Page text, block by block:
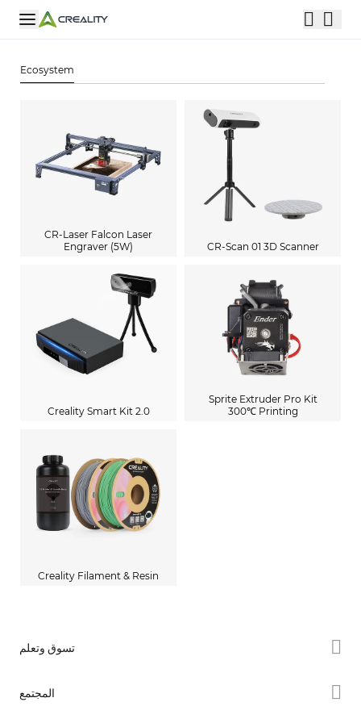
Ecosystem
CR-Laser Falcon Laser
Engraver (5W)
CR-Scan 01 3D Scanner
Creality Smart Kit 2.0
Sprite Extruder Pro Kit
300℃ Printing
Creality Filament & Resin
تسوق وتعلم
المجتمع